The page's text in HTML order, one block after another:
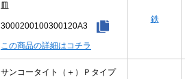
皿
3000200100300120A3
この商品の詳細はコチラ
鉄
サンコータイト（＋）Ｐタイプ